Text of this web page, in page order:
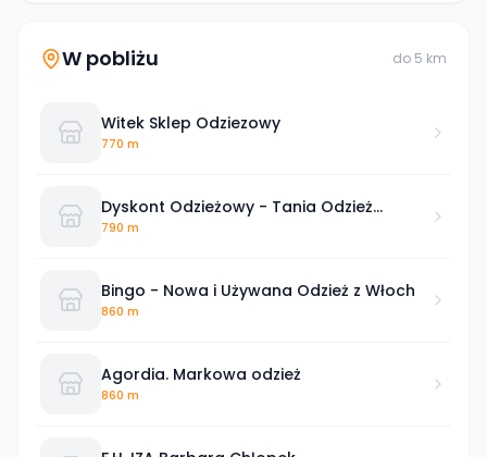
W pobliżu do 5 km
Witek Sklep Odziezowy
770 m
Dyskont Odzieżowy - Tania Odzież
Dąbrowa Tarnowska
790 m
Bingo - Nowa i Używana Odzież z Włoch
860 m
Agordia. Markowa odzież
860 m